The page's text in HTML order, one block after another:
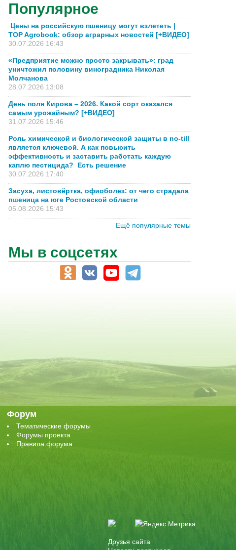
Популярное
Цены на российскую пшеницу могут взлететь |
TOP Agrobook: обзор аграрных новостей [+ВИДЕО]
30.07.2026 16:43
«Предприятие можно просто закрывать»: град
уничтожил половину виноградника Николая
Молчанова
28.07.2026 13:08
День поля Кирова – 2026. Какой сорт оказался
самым урожайным? [+ВИДЕО]
31.07.2026 15:46
Роль химической и биологической защиты в no-till
является ключевой. А как повысить
эффективность и заставить работать каждую
каплю пестицида? Есть решение
30.07.2026 17:40
Засуха, листовёртка, офиоболез: от чего страдала
пшеница на юге Ростовской области
05.08.2026 15:43
Ещё популярные темы
Мы в соцсетях
Форум
Тематические форумы
Форумы проекта
Правила форума
Друзья сайта